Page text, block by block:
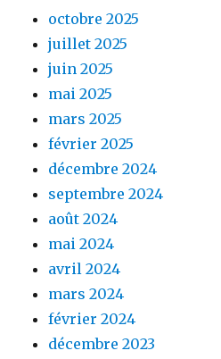
octobre 2025
juillet 2025
juin 2025
mai 2025
mars 2025
février 2025
décembre 2024
septembre 2024
août 2024
mai 2024
avril 2024
mars 2024
février 2024
décembre 2023